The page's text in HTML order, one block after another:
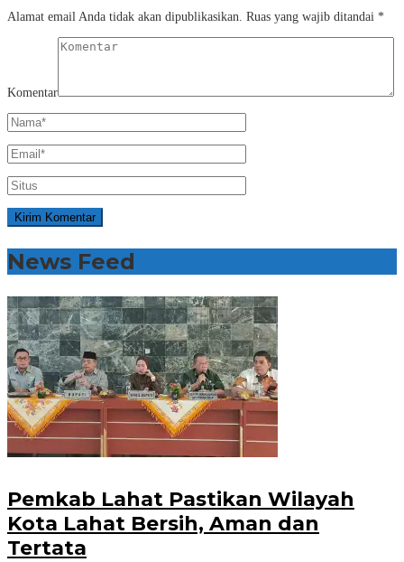
Alamat email Anda tidak akan dipublikasikan. Ruas yang wajib ditandai *
Komentar
News Feed
Pemkab Lahat Pastikan Wilayah
Kota Lahat Bersih, Aman dan
Tertata